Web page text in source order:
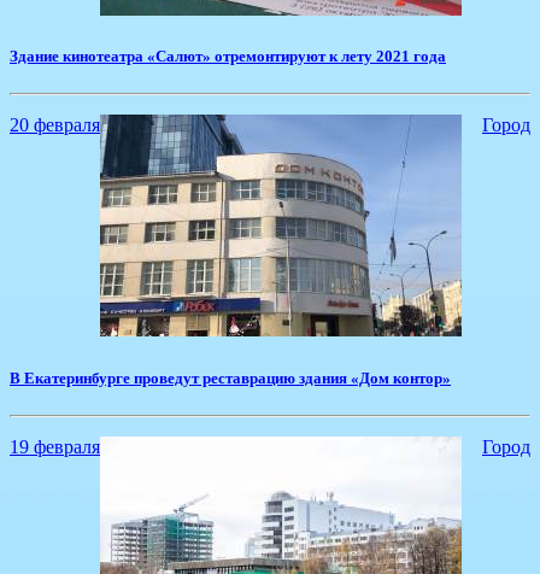
​Здание кинотеатра «Салют» отремонтируют к лету 2021 года
20 февраля Город
​В Екатеринбурге проведут реставрацию здания «Дом контор»
19 февраля Город